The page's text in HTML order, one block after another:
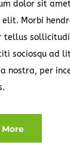
dolor sit
elit. Morbi
sociosqu ad
nostra, per
More